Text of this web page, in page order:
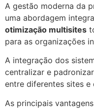
A gestão moderna da
uma abordagem
otimização multisites
para as organizações
A integração dos
centralizar e
entre diferentes sites e
As principais